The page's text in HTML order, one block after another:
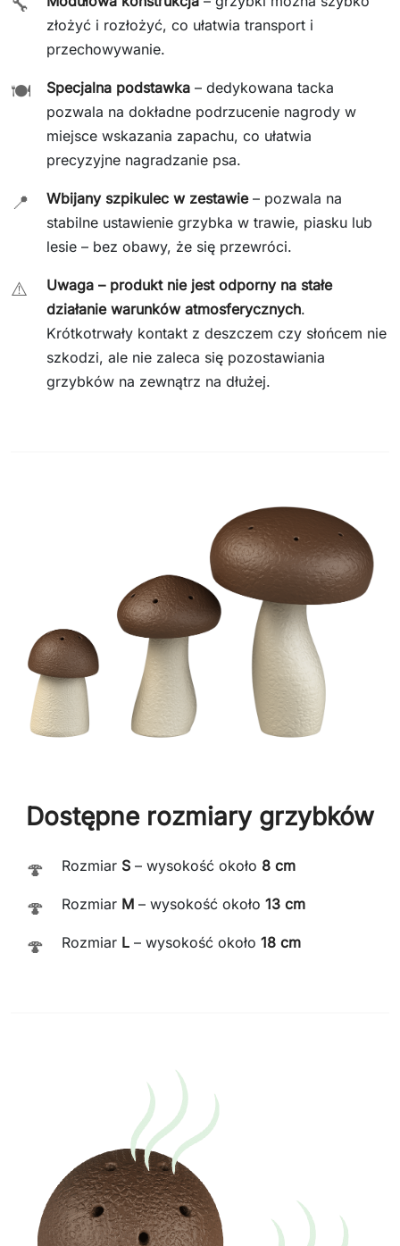
🔧
złożyć i rozłożyć, co ułatwia transport i
przechowywanie.
🍽️ Specjalna podstawka – dedykowana tacka
pozwala na dokładne podrzucenie nagrody w
miejsce wskazania zapachu, co ułatwia
precyzyjne nagradzanie psa.
📍 Wbijany szpikulec w zestawie– pozwala na
stabilne ustawienie grzybka w trawie, piasku lub
lesie – bez obawy, że się przewróci.
⚠️
Uwaga – produkt nie jest odporny na stałe
działanie warunków atmosferycznych.
Krótkotrwały kontakt z deszczem czy słońcem nie
szkodzi, ale nie zaleca się pozostawiania
grzybków na zewnątrz na dłużej.
Dostępne rozmiary grzybków
🍄 Rozmiar S – wysokość około 8 cm
🍄 Rozmiar M – wysokość około 13 cm
🍄 Rozmiar L – wysokość około 18 cm